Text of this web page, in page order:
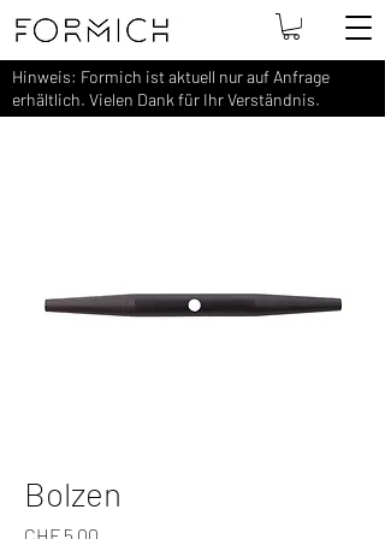
Hinweis: Formich ist aktuell nur auf Anfrage
erhältlich. Vielen Dank für Ihr Verständnis.
Bolzen